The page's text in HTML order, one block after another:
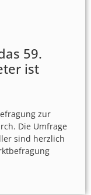
59.
ist
zur
Die Umfrage
sind herzlich